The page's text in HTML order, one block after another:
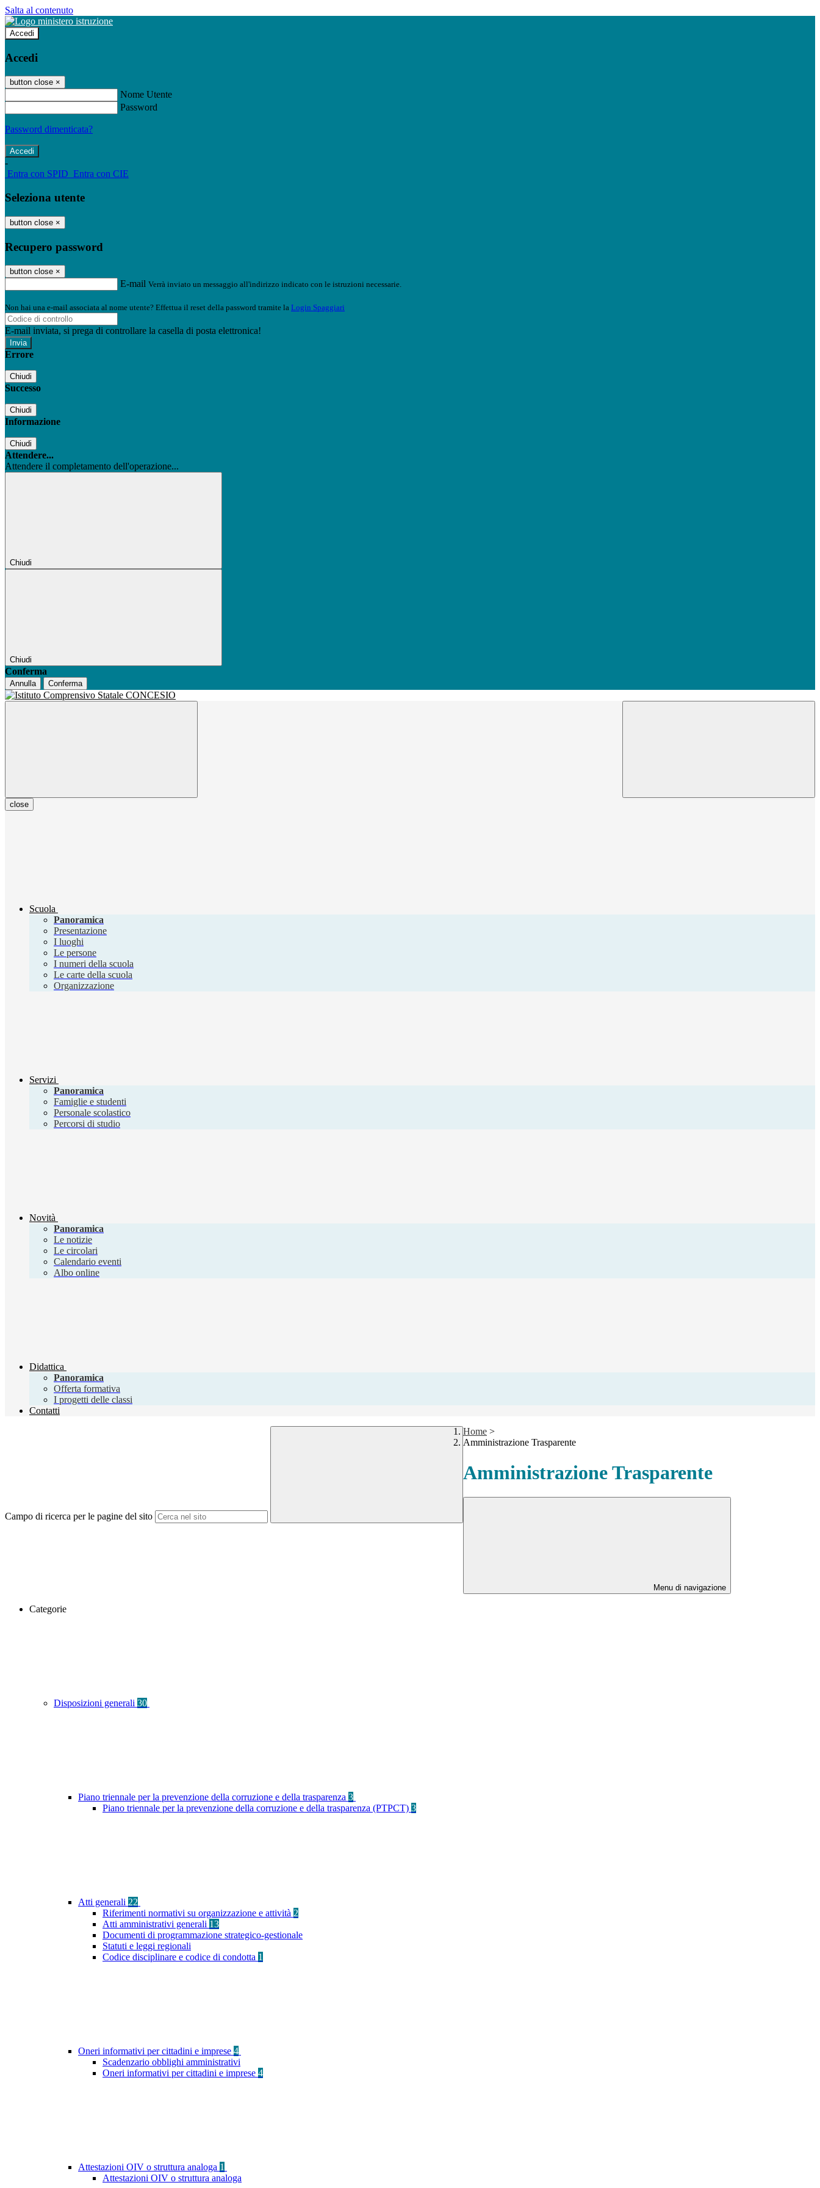
Salta al contenuto
Accedi
Accedi
button close ×
Nome Utente
Password
Password dimenticata?
-
Entra con SPID Entra con CIE
Seleziona utente
button close ×
Recupero password
button close ×
E-mail Verrà inviato un messaggio all'indirizzo indicato con le istruzioni necessarie.
Non hai una e-mail associata al nome utente? Effettua il reset della password tramite la Login Spaggiari
E-mail inviata, si prega di controllare la casella di posta elettronica!
Errore
Chiudi
Successo
Chiudi
Informazione
Chiudi
Attendere...
Attendere il completamento dell'operazione...
Chiudi
Chiudi
Conferma
Annulla Conferma
close
Scuola
Panoramica
Presentazione
I luoghi
Le persone
I numeri della scuola
Le carte della scuola
Organizzazione
Servizi
Panoramica
Famiglie e studenti
Personale scolastico
Percorsi di studio
Novità
Panoramica
Le notizie
Le circolari
Calendario eventi
Albo online
Didattica
Panoramica
Offerta formativa
I progetti delle classi
Contatti
Campo di ricerca per le pagine del sito
Home >
Amministrazione Trasparente
Amministrazione Trasparente
Menu di navigazione
Categorie
Disposizioni generali 30
Piano triennale per la prevenzione della corruzione e della trasparenza 3
Piano triennale per la prevenzione della corruzione e della trasparenza (PTPCT) 3
Atti generali 22
Riferimenti normativi su organizzazione e attività 2
Atti amministrativi generali 13
Documenti di programmazione strategico-gestionale
Statuti e leggi regionali
Codice disciplinare e codice di condotta 1
Oneri informativi per cittadini e imprese 4
Scadenzario obblighi amministrativi
Oneri informativi per cittadini e imprese 4
Attestazioni OIV o struttura analoga 1
Attestazioni OIV o struttura analoga